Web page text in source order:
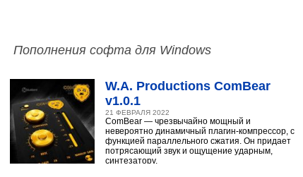
Пополнения софта для Windows
W.A. Productions ComBear
v1.0.1
21 ФЕВРАЛЯ 2022
ComBear — чрезвычайно мощный и
невероятно динамичный плагин-компрессор, с
функцией параллельного сжатия. Он придает
потрясающий звук и ощущение ударным,
синтезатору,